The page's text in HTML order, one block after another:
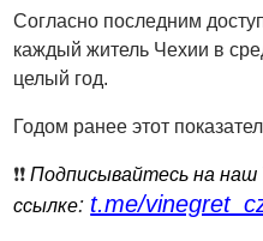
Согласно последним
каждый житель Чехии в
целый год.
Годом ранее этот
❗️❗️Подписывайтесь на наш
ссылке: t.me/